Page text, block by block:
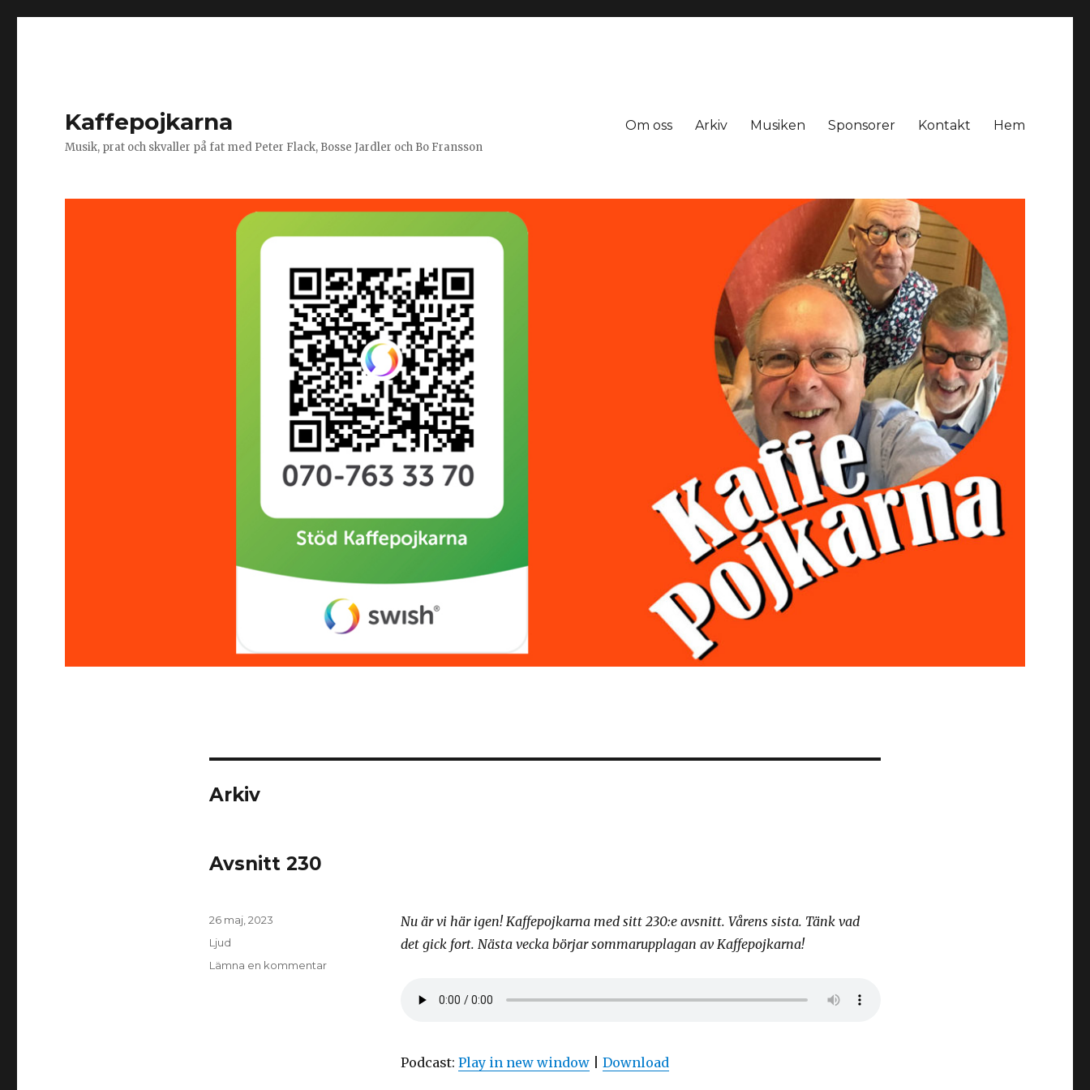
Kaffepojkarna
Musik, prat och skvaller på fat med Peter Flack, Bosse Jardler och Bo Fransson
Om oss Arkiv Musiken Sponsorer Kontakt Hem
Arkiv
Avsnitt 230
Nu är vi här igen! Kaffepojkarna med sitt 230:e avsnitt. Vårens sista. Tänk vad
det gick fort. Nästa vecka börjar sommarupplagan av Kaffepojkarna!
Podcast:Play in new window |Download
Postat
26 maj, 2023
Format
Ljud
Lämna en kommentartill